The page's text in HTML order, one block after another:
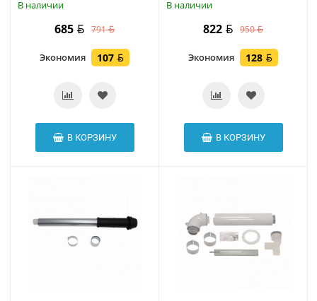
В наличии
685 791
Экономия 107
В КОРЗИНУ
В наличии
822 950
Экономия 128
В КОРЗИНУ